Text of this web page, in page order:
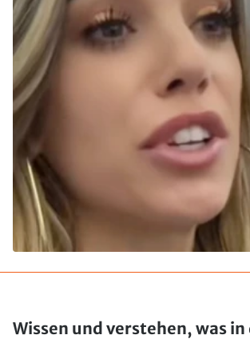
Wissen und verstehen, was in